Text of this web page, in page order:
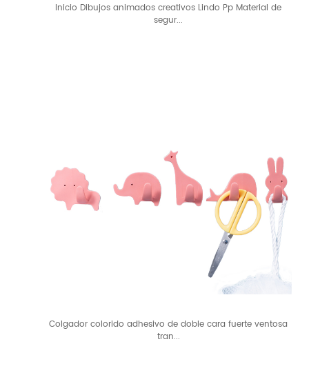
Inicio Dibujos animados creativos Lindo Pp Material de
segur...
Colgador colorido adhesivo de doble cara fuerte ventosa
tran...